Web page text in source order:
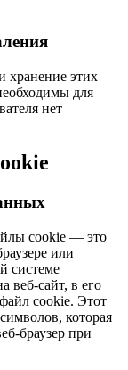
хранение этих
для
нет
cookie — это
или
системе
веб-сайт, в его
cookie. Этот
которая
браузер при